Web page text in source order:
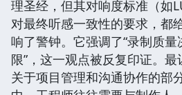
理圣经，但其对响度标准（如
对最终听感一致性的要求，都
响了警钟。它强调了“录制质
限”，这一观点被反复印证。
关于项目管理和沟通协作的部